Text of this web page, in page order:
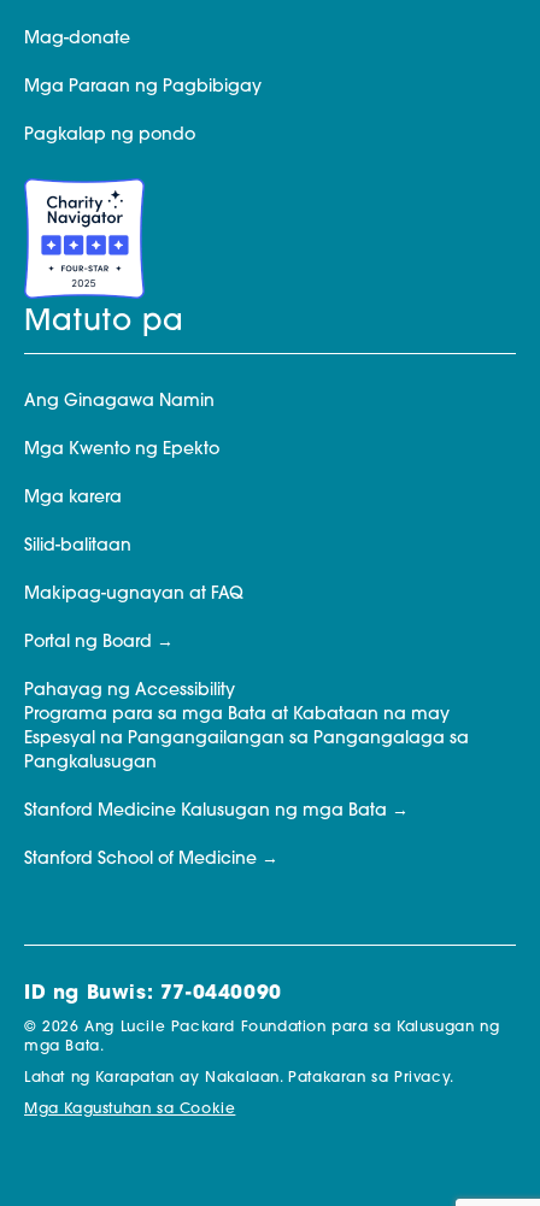
Mag-donate
Mga Paraan ng Pagbibigay
Pagkalap ng pondo
Matuto pa
Ang Ginagawa Namin
Mga Kwento ng Epekto
Mga karera
Silid-balitaan
Makipag-ugnayan at FAQ
Portal ng Board
Pahayag ng Accessibility
Programa para sa mga Bata at Kabataan na may
Espesyal na Pangangailangan sa Pangangalaga sa
Pangkalusugan
Stanford Medicine Kalusugan ng mga Bata
Stanford School of Medicine
ID ng Buwis: 77-0440090
© 2026 Ang Lucile Packard Foundation para sa Kalusugan ng
mga Bata.
Lahat ng Karapatan ay Nakalaan. Patakaran sa Privacy.
Mga Kagustuhan sa Cookie